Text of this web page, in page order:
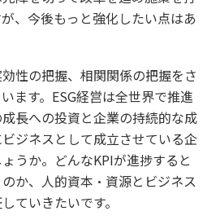
、今後もっと強化したい点はあ
性の把握、相関関係の把握をさ
ます。ESG経営は全世界で推進
長への投資と企業の持続的な成
ジネスとして成立させている企
うか。どんなKPIが進捗すると
か、人的資本・資源とビジネス
ていきたいです。